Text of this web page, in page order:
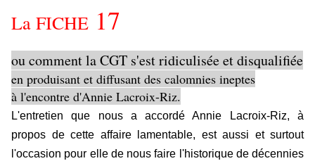
La FICHE 17
ou comment la CGT s'est ridiculisée et disqualifiée
en produisant et diffusant des calomnies ineptes
à l'encontre d'Annie Lacroix-Riz.
L'entretien que nous a accordé Annie Lacroix-Riz, à
propos de cette affaire lamentable, est aussi et surtout
l'occasion pour elle de nous faire l'historique de décennies